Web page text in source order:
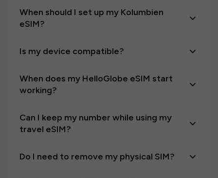
When should I set up my Kolumbien
eSIM?
Is my device compatible?
When does my HelloGlobe eSIM start
working?
Can I keep my number while using my
travel eSIM?
Do I need to remove my physical SIM?